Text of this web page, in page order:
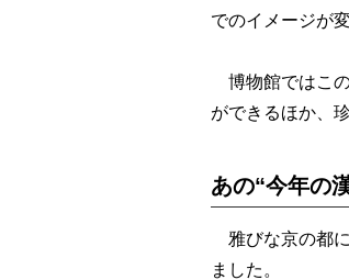
でのイメージが
博物館ではこの
ができるほか、
あの“今年の
雅びな京の都
ました。